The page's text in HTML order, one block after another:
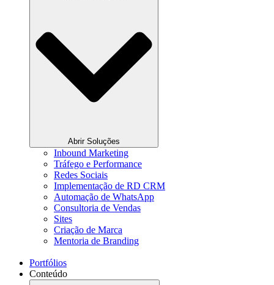
Abrir Soluções
Inbound Marketing
Tráfego e Performance
Redes Sociais
Implementação de RD CRM
Automação de WhatsApp
Consultoria de Vendas
Sites
Criação de Marca
Mentoria de Branding
Portfólios
Conteúdo